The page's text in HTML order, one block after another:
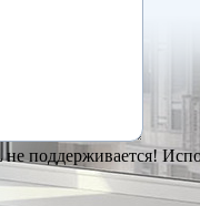
поддерживается!